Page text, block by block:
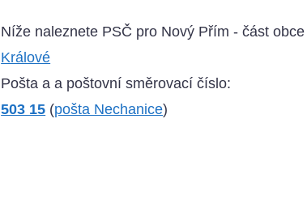
Níže naleznete PSČ pro Nový Přím - část obce
Králové
Pošta a a poštovní směrovací číslo:
503 15 (pošta Nechanice)